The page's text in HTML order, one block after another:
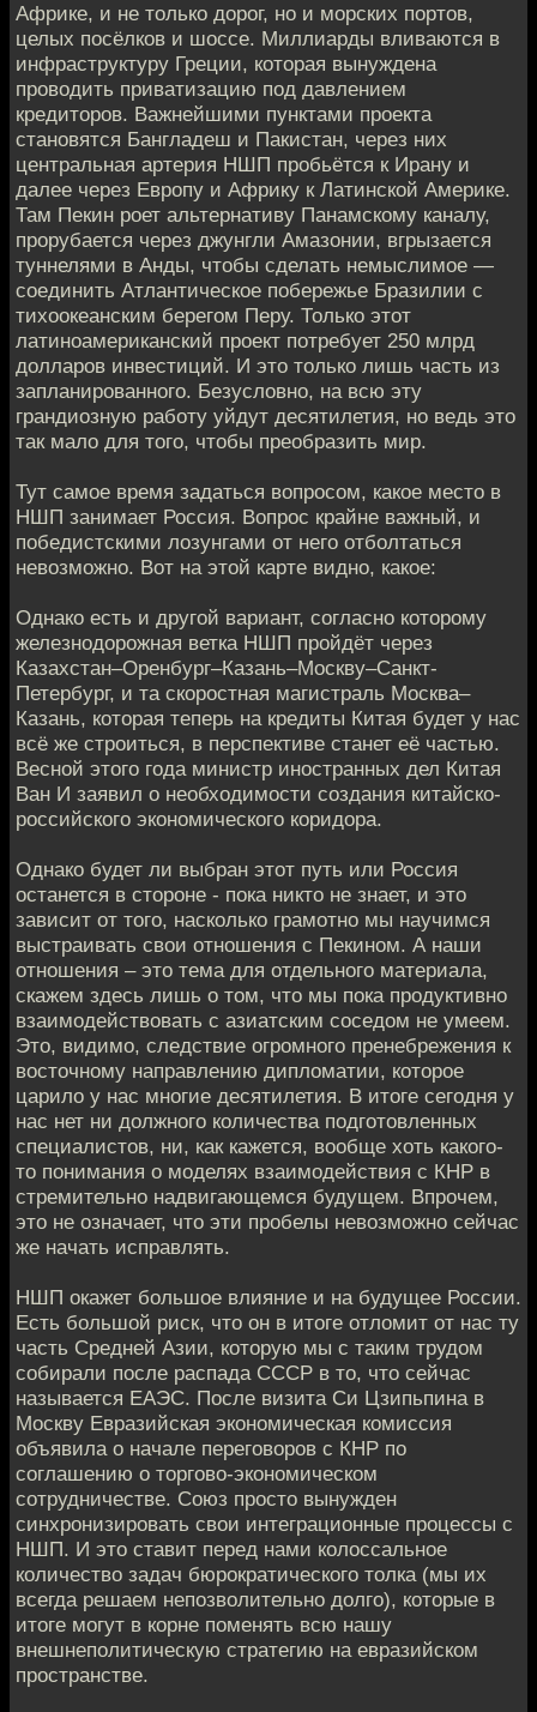
Африке, и не только дорог, но и морских портов,
целых посёлков и шоссе. Миллиарды вливаются в
инфраструктуру Греции, которая вынуждена
проводить приватизацию под давлением
кредиторов. Важнейшими пунктами проекта
становятся Бангладеш и Пакистан, через них
центральная артерия НШП пробьётся к Ирану и
далее через Европу и Африку к Латинской Америке.
Там Пекин роет альтернативу Панамскому каналу,
прорубается через джунгли Амазонии, вгрызается
туннелями в Анды, чтобы сделать немыслимое —
соединить Атлантическое побережье Бразилии с
тихоокеанским берегом Перу. Только этот
латиноамериканский проект потребует 250 млрд
долларов инвестиций. И это только лишь часть из
запланированного. Безусловно, на всю эту
грандиозную работу уйдут десятилетия, но ведь это
так мало для того, чтобы преобразить мир.
Тут самое время задаться вопросом, какое место в
НШП занимает Россия. Вопрос крайне важный, и
победистскими лозунгами от него отболтаться
невозможно. Вот на этой карте видно, какое:
Однако есть и другой вариант, согласно которому
железнодорожная ветка НШП пройдёт через
Казахстан–Оренбург–Казань–Москву–Санкт-
Петербург, и та скоростная магистраль Москва–
Казань, которая теперь на кредиты Китая будет у нас
всё же строиться, в перспективе станет её частью.
Весной этого года министр иностранных дел Китая
Ван И заявил о необходимости создания китайско-
российского экономического коридора.
Однако будет ли выбран этот путь или Россия
останется в стороне - пока никто не знает, и это
зависит от того, насколько грамотно мы научимся
выстраивать свои отношения с Пекином. А наши
отношения – это тема для отдельного материала,
скажем здесь лишь о том, что мы пока продуктивно
взаимодействовать с азиатским соседом не умеем.
Это, видимо, следствие огромного пренебрежения к
восточному направлению дипломатии, которое
царило у нас многие десятилетия. В итоге сегодня у
нас нет ни должного количества подготовленных
специалистов, ни, как кажется, вообще хоть какого-
то понимания о моделях взаимодействия с КНР в
стремительно надвигающемся будущем. Впрочем,
это не означает, что эти пробелы невозможно сейчас
же начать исправлять.
НШП окажет большое влияние и на будущее России.
Есть большой риск, что он в итоге отломит от нас ту
часть Средней Азии, которую мы с таким трудом
собирали после распада СССР в то, что сейчас
называется ЕАЭС. После визита Си Цзипьпина в
Москву Евразийская экономическая комиссия
объявила о начале переговоров с КНР по
соглашению о торгово-экономическом
сотрудничестве. Союз просто вынужден
синхронизировать свои интеграционные процессы с
НШП. И это ставит перед нами колоссальное
количество задач бюрократического толка (мы их
всегда решаем непозволительно долго), которые в
итоге могут в корне поменять всю нашу
внешнеполитическую стратегию на евразийском
пространстве.